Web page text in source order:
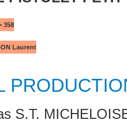
358
Laurent
S.T.